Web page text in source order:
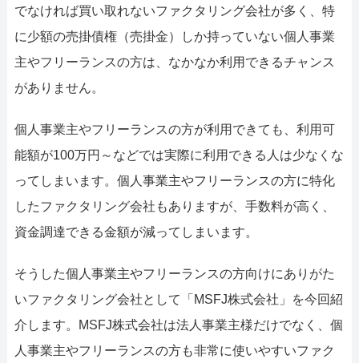
ファクタリングで即日資金調達する
でなければ買い取れないファクタリング会社が多く、特
に少額の売掛債権（売掛金）しか持っていない個人事業
主やフリーランスの方は、なかなか利用できるチャンス
がありません。
個人事業主やフリーランスの方が利用できても、利用可
能額が100万円～などでは実際に利用できる人は少なくな
ってしまいます。個人事業主やフリーランスの方に特化
したファクタリング会社もありますが、手数料が高く、
資金調達できる金額が減ってしまいます。
そうした個人事業主やフリーランスの方向けにありがた
いファクタリング会社として「MSFJ株式会社」を今回紹
介します。MSFJ株式会社は法人事業主様だけでなく、個
人事業主やフリーランスの方も非常に使いやすいファク